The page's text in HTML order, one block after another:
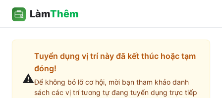
LàmThêm
⚠️
Tuyển dụng vị trí này đã kết thúc hoặc tạm
đóng!
Để không bỏ lỡ cơ hội, mời bạn tham khảo danh
sách các vị trí tương tự đang tuyển dụng trực tiếp